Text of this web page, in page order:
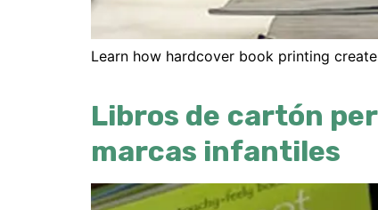
Learn how hardcover book printing
Libros de cartón
marcas infantiles